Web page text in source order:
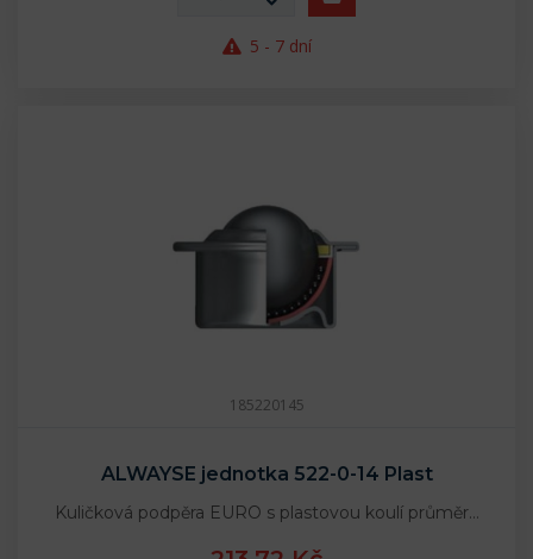
5 - 7 dní
185220145
ALWAYSE jednotka 522-0-14 Plast
Kuličková podpěra EURO s plastovou koulí průměr…